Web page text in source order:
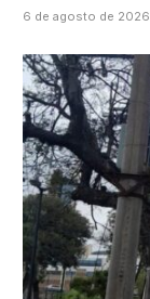
6 de agosto de 2026